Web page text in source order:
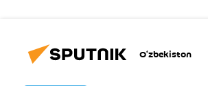
O‘zbekiston